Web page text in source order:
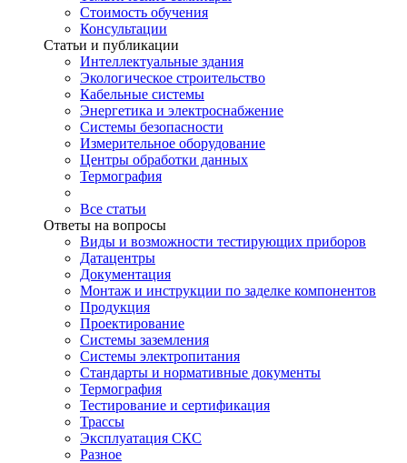
Стоимость обучения
Консультации
Статьи и публикации
Интеллектуальные здания
Экологическое строительство
Кабельные системы
Энергетика и электроснабжение
Системы безопасности
Измерительное оборудование
Центры обработки данных
Термография
Все статьи
Ответы на вопросы
Виды и возможности тестирующих приборов
Датацентры
Документация
Монтаж и инструкции по заделке компонентов
Продукция
Проектирование
Системы заземления
Системы электропитания
Стандарты и нормативные документы
Термография
Тестирование и сертификация
Трассы
Эксплуатация СКС
Разное